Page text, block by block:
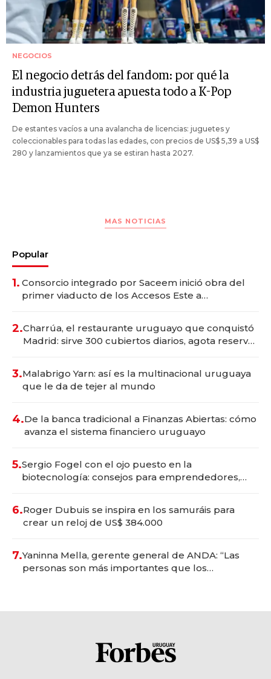
NEGOCIOS
El negocio detrás del fandom: por qué la
industria juguetera apuesta todo a K-Pop
Demon Hunters
De estantes vacíos a una avalancha de licencias: juguetes y
coleccionables para todas las edades, con precios de US$ 5,39 a US$
280 y lanzamientos que ya se estiran hasta 2027.
MAS NOTICIAS
Popular
1. Consorcio integrado por Saceem inició obra del
primer viaducto de los Accesos Este a
2.Charrúa, el restaurante uruguayo que conquistó
Madrid: sirve 300 cubiertos diarios, agota reservas
3.Malabrigo Yarn: así es la multinacional uruguaya
que le da de tejer al mundo
4.De la banca tradicional a Finanzas Abiertas: cómo
avanza el sistema financiero uruguayo
5.Sergio Fogel con el ojo puesto en la
biotecnología: consejos para emprendedores,
6.Roger Dubuis se inspira en los samuráis para
crear un reloj de US$ 384.000
7.Yaninna Mella, gerente general de ANDA: “Las
personas son más importantes que los